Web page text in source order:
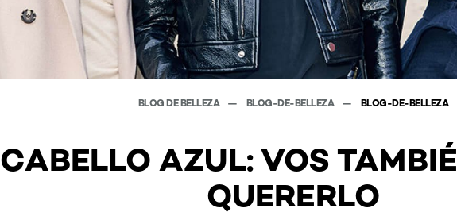
BLOG DE BELLEZA BLOG-DE-BELLEZA BLOG-DE-BELLEZA
CABELLO AZUL: VOS
QUERERLO